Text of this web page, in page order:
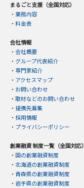
まるごと支援（全国対応）
・ 業務内容
・ 料金表
会社情報
・ 会社概要
・ グループ代表紹介
・ 専門家紹介
・ アクセスマップ
・ お問い合わせ
・ 取材などのお問い合わせ
・ 提携先募集
・ 採用情報
・ プライバシーポリシー
創業融資 制度一覧（全国対応）
・ 国の創業融資制度
・ 北海道の創業融資制度
・ 青森県の創業融資制度
・ 岩手県の創業融資制度